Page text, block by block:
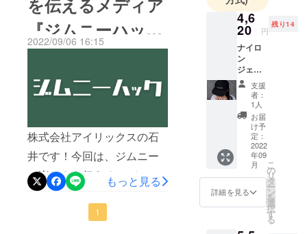
の写真となってますので、
モデル着用画像では伝わら
ないような点まで伝わった
クルマTシャツ（ホワイト）
（ブラック）3. ハイリフトT
シャツ4. ヨンクノリタイT
シャツ5. ジムニーオーナーT
シャツ6. 海辺で休憩Tシャツ
7. ナイロンジェットキャッ
プ4WD車好きのための
『ジムニーハッ
ク』の紹介
2022/09/06 16:15
株式会社アイリックスの石
井です！今回は、ジムニー
の楽しさを伝えるメディア
『ジムニーハック』の紹介
です。元々は「ジムニー関
もっと見る
1
■メディア事
ジムニーの
おもしろさ
を伝えるた
め、『ジム
ニーハッ
ク』という
Webメディ
アを運営。
https://jimny-
hack.jp/
4,6
20 円
残り14
ナイロ
ン
ジェッ
ト
キャッ
ジャス
ター付
き ・フ
リーサ
イズ ※
使用素
材の供
給状
況、製
造上の
支援
者：
1人
お届
け予
定：
2022
年09
月
詳細を見る
こ
の
リ
タ
ー
ン
を
選
択
す
る